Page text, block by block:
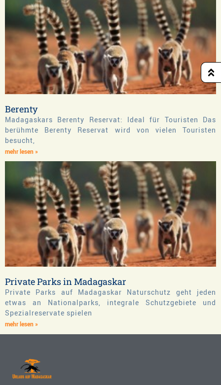
Berenty
Madagaskars Berenty Reservat: Ideal für Touristen Das
berühmte Berenty Reservat wird von vielen Touristen
besucht,
mehr lesen »
Private Parks in Madagaskar
Private Parks auf Madagaskar Naturschutz geht jeden
etwas an Nationalparks, integrale Schutzgebiete und
Spezialreservate spielen
mehr lesen »